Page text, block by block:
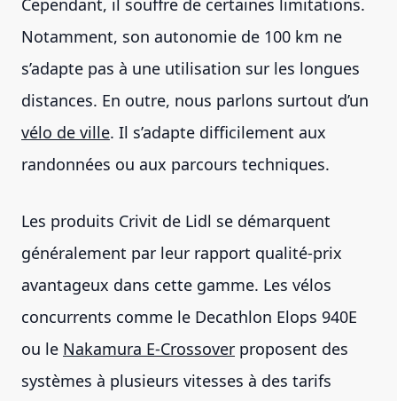
Cependant, il souffre de certaines limitations.
Notamment, son autonomie de 100 km ne
s’adapte pas à une utilisation sur les longues
distances. En outre, nous parlons surtout d’un
vélo de ville. Il s’adapte difficilement aux
randonnées ou aux parcours techniques.
Les produits Crivit de Lidl se démarquent
généralement par leur rapport qualité-prix
avantageux dans cette gamme. Les vélos
concurrents comme le Decathlon Elops 940E
ou le Nakamura E-Crossover proposent des
systèmes à plusieurs vitesses à des tarifs